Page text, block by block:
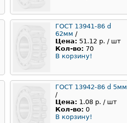
ГОСТ 13941-86 d
62мм /
Цена: 51.12 р. / шт
Кол-во: 70
В корзину!
ГОСТ 13942-86 d 5мм
/
Цена: 1.08 р. / шт
Кол-во: 0
В корзину!